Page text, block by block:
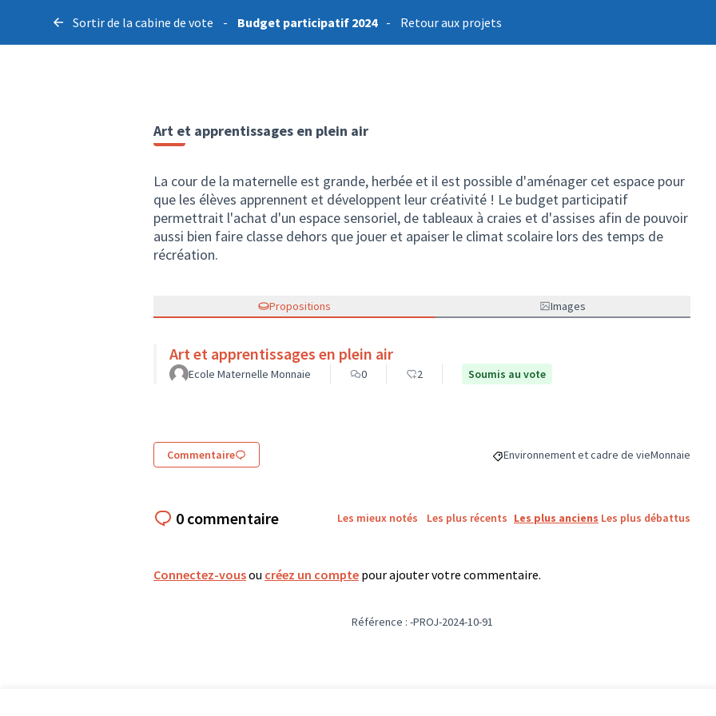
Sortir de la cabine de vote - Budget participatif 2024 - Retour aux projets
Art et apprentissages en plein air
La cour de la maternelle est grande, herbée et il est possible d'aménager cet espace pour
que les élèves apprennent et développent leur créativité ! Le budget participatif
permettrait l'achat d'un espace sensoriel, de tableaux à craies et d'assises afin de pouvoir
aussi bien faire classe dehors que jouer et apaiser le climat scolaire lors des temps de
récréation.
Propositions Images
Art et apprentissages en plein air
Ecole Maternelle Monnaie 0 2 Soumis au vote
Commentaire Filtrer les résultats de la catégorie :
Environnement et cadre de vieFiltrer les
Monnaie
0 commentaire Les mieux notés Les plus récents Les plus anciens Les plus débattus
Connectez-vousou créez un compte pour ajouter votre commentaire.
Référence : -PROJ-2024-10-91